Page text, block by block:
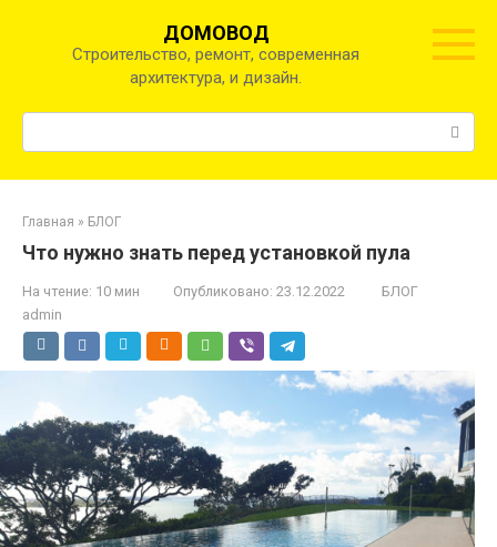
ДОМОВОД
Строительство, ремонт, современная
архитектура, и дизайн.
Главная » БЛОГ
Что нужно знать перед установкой пула
На чтение: 10 мин Опубликовано: 23.12.2022
БЛОГ
admin